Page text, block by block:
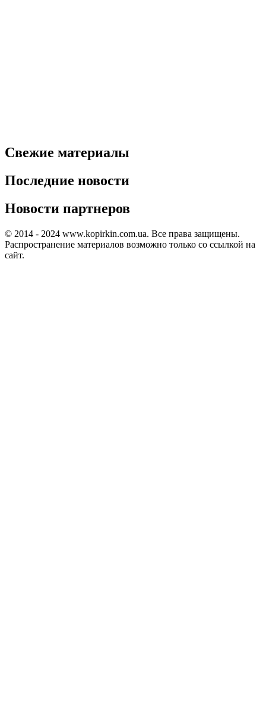
Свежие материалы
Последние новости
Новости партнеров
© 2014 - 2024 www.kopirkin.com.ua. Все права защищены.
Распространение материалов возможно только со ссылкой на
сайт.